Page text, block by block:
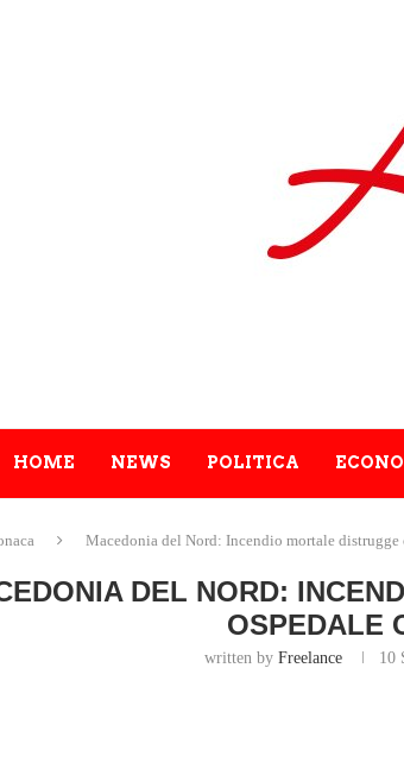
HOME NEWS POLITICA
Macedonia del Nord: Incendio mortale distrugge
DEL NORD:
OSPEDALE
written by Freelance 10